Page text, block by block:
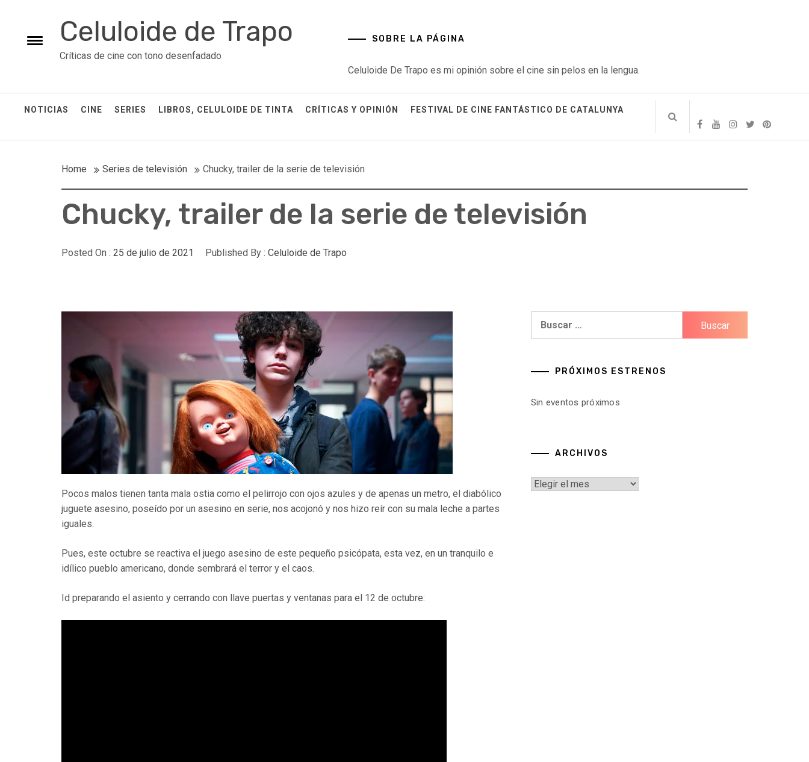
content
Toggle
Celuloide de Trapo
Críticas de cine con tono desenfadado
SOBRE LA PÁGINA
Celuloide De Trapo es mi opinión sobre el cine sin pelos en la lengua.
NOTICIAS CINE SERIES LIBROS, CELULOIDE DE TINTA CRÍTICAS Y OPINIÓN FESTIVAL DE CINE FANTÁSTICO DE CATALUNYA
Home Series de televisión Chucky, trailer de la serie de televisión
Chucky, trailer de la serie de televisión
Posted On : 25 de julio de 2021 Published By : Celuloide de Trapo
Pocos malos tienen tanta mala ostia como el pelirrojo con ojos azules y de apenas un metro, el diabólico
juguete asesino, poseído por un asesino en serie, nos acojonó y nos hizo reír con su mala leche a partes
iguales.
Pues, este octubre se reactiva el juego asesino de este pequeño psicópata, esta vez, en un tranquilo e
idílico pueblo americano, donde sembrará el terror y el caos.
Id preparando el asiento y cerrando con llave puertas y ventanas para el 12 de octubre:
PRÓXIMOS ESTRENOS
Sin eventos próximos
ARCHIVOS
Archivos